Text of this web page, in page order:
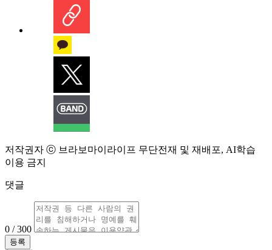
저작권자 ⓒ 브라보마이라이프 무단전재 및 재배포, AI학습
이용 금지
댓글
0 / 300